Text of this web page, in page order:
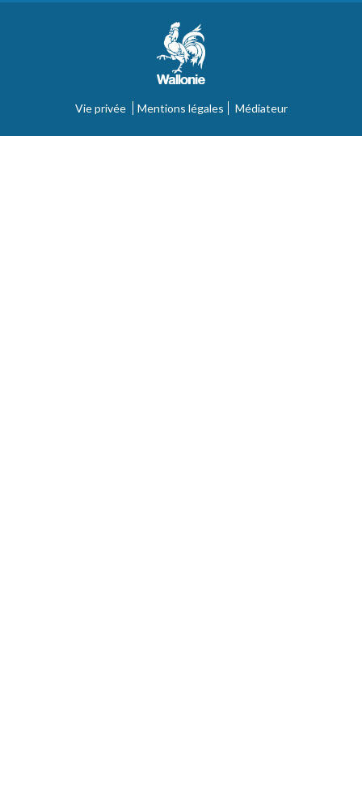
Vie privée Mentions légales Médiateur